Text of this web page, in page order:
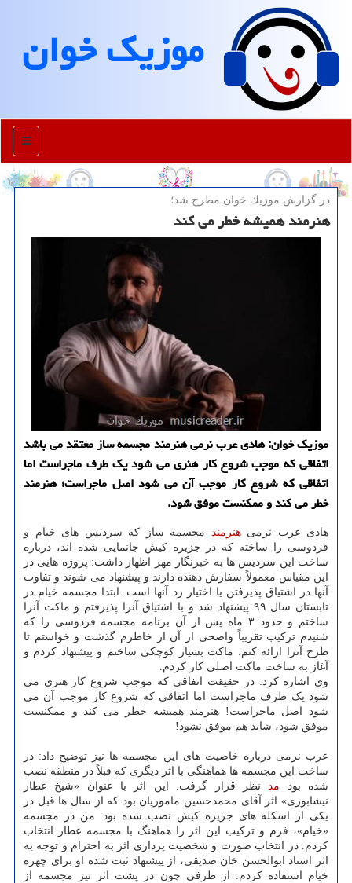
موزیك خوان
منو
در گزارش موزیك خوان مطرح شد؛
هنرمند همیشه خطر می كند
موزیک خوان: هادی عرب نرمی هنرمند مجسمه ساز معتقد می باشد
اتفاقی که موجب شروع کار هنری می شود یک طرف ماجراست اما
اتفاقی که شروع کار موجب آن می شود اصل ماجراست؛ هنرمند
خطر می کند و ممکنست موفق شود.
هادی عرب نرمیهنرمند
مجسمه ساز که سردیس های خیام و
فردوسی را ساخته که در جزیره کیش جانمایی شده اند، درباره
ساخت این سردیس ها به خبرنگار مهر اظهار داشت: پروژه هایی در
این مقیاس معمولاً سفارش دهنده دارند و پیشنهاد می شوند و تفاوت
آنها در اشتیاق پذیرفتن یا اختیار رد آنها است. ابتدا مجسمه خیام در
تابستان سال ۹۹ پیشنهاد شد و با اشتیاق آنرا پذیرفتم و ماکت آنرا
ساختم و حدود ۳ ماه پس از آن برنامه مجسمه فردوسی را که
شنیدم ترکیب تقریباً واضحی از آن از خاطرم گذشت و خواستم تا
طرح آنرا ارائه کنم. ماکت بسیار کوچکی ساختم و پیشنهاد کردم و
آغاز به ساخت ماکت اصلی کار کردم.
وی اشاره کرد: در حقیقت اتفاقی که موجب شروع کار هنری می
شود یک طرف ماجراست اما اتفاقی که شروع کار موجب آن می
شود اصل ماجراست! هنرمند همیشه خطر می کند و ممکنست
موفق شود، شاید هم موفق نشود!
عرب نرمی درباره خاصیت های این مجسمه ها نیز توضیح داد: در
ساخت این مجسمه ها هماهنگی با اثر دیگری که قبلاً در منطقه نصب
شده بود مد
نظر قرار گرفت. این اثر با عنوان «شیخ عطار
نیشابوری» اثر آقای محمدحسین ماموریان بود که از سال ها قبل در
یکی از اسکله های جزیره کیش نصب شده بود. من در مجسمه
«خیام»، فرم و ترکیب این اثر را هماهنگ با مجسمه عطار انتخاب
کردم. در انتخاب صورت و شخصیت پردازی اثر به احترام و توجه به
اثر استاد ابوالحسن خان صدیقی، از پیشنهاد ثبت شده او برای چهره
خیام استفاده کردم. از طرفی چون در پشت اثر نیز مجسمه از